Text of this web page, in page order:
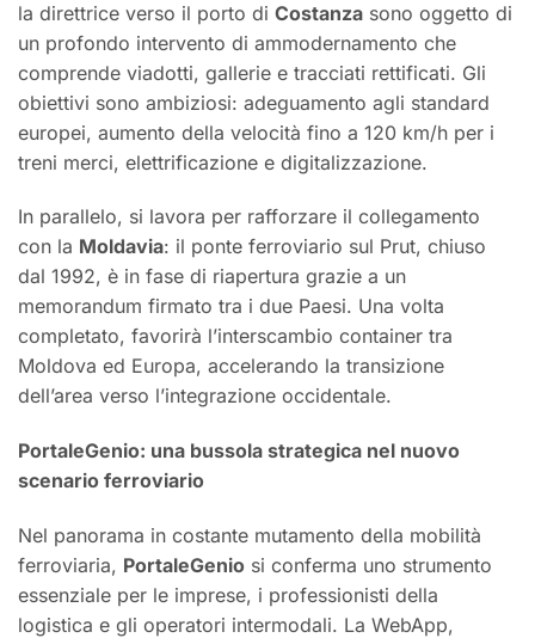
la direttrice verso il porto di Costanza sono oggetto di
un profondo intervento di ammodernamento che
comprende viadotti, gallerie e tracciati rettificati. Gli
obiettivi sono ambiziosi: adeguamento agli standard
europei, aumento della velocità fino a 120 km/h per i
treni merci, elettrificazione e digitalizzazione.
In parallelo, si lavora per rafforzare il collegamento
con la Moldavia: il ponte ferroviario sul Prut, chiuso
dal 1992, è in fase di riapertura grazie a un
memorandum firmato tra i due Paesi. Una volta
completato, favorirà l’interscambio container tra
Moldova ed Europa, accelerando la transizione
dell’area verso l’integrazione occidentale.
PortaleGenio: una bussola strategica nel nuovo
scenario ferroviario
Nel panorama in costante mutamento della mobilità
ferroviaria, PortaleGenio si conferma uno strumento
essenziale per le imprese, i professionisti della
logistica e gli operatori intermodali. La WebApp,